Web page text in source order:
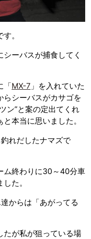
。
ーバスが捕食してく
「MX-7 」を入れていた
らシーバスがカサゴを
ン”と案の定出てくれ
本当に思いました。
れだしたナマズで
ム終わりに30～40分車
た。
からは「あがってる
たが私が狙っている場